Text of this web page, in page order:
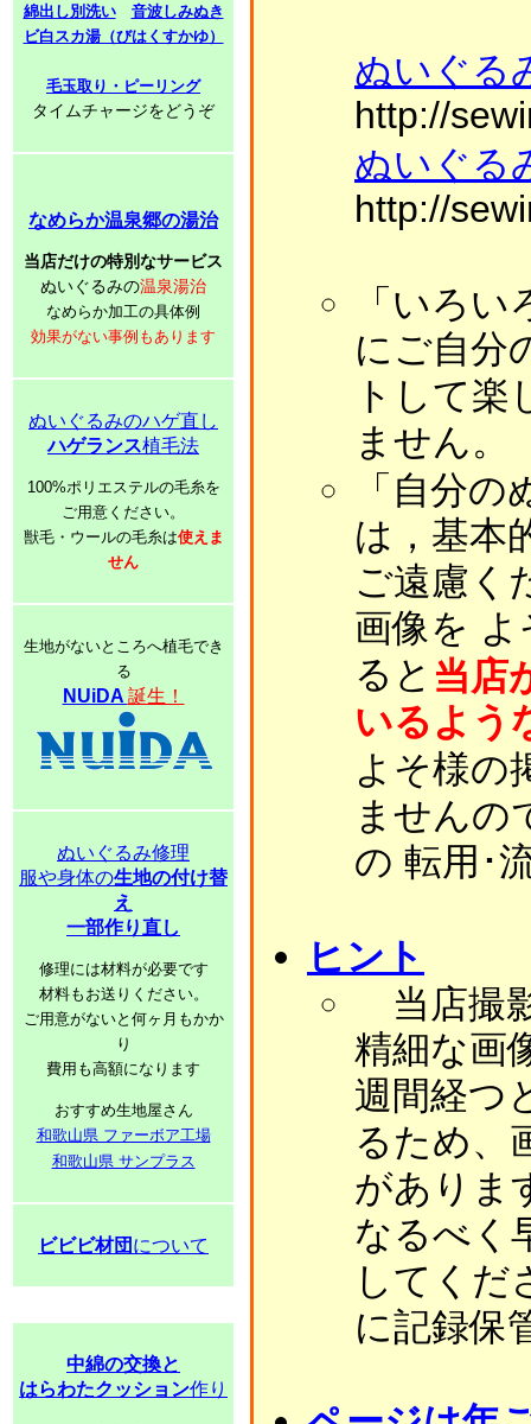
綿出し別洗い
音波しみぬき
ビ白スカ湯（びはくすかゆ）
毛玉取り・ピーリング
タイムチャージをどうぞ
なめらか温泉郷の湯治
当店だけの特別なサービス
ぬいぐるみの温泉湯治
なめらか加工の具体例
効果がない事例もあります
ぬいぐるみのハゲ直し
ハゲランス植毛法
100%ポリエステルの毛糸を
ご用意ください。
獣毛・ウールの毛糸は使えま
せん
生地がないところへ植毛でき
る
NUiDA 誕生！
ぬいぐるみ修理
服や身体の生地の付け替
え
一部作り直し
修理には材料が必要です
材料もお送りください。
ご用意がないと何ヶ月もかか
り
費用も高額になります
おすすめ生地屋さん
和歌山県 ファーボア工場
和歌山県 サンプラス
ビビビ材団 について
中綿の交換と
はらわたクッション作り
ぬいぐる
http://
ぬいぐる
http://
「いろ
にご自分
トして楽
ません。
「自分
は，基本
ご遠慮く
画像を
ると 当店
いるよう
よそ様の
ませんの
の 転用･
ヒント
当店撮
精細な画
週間経つ
るため、
がありま
なるべく
してくだ
に記録保